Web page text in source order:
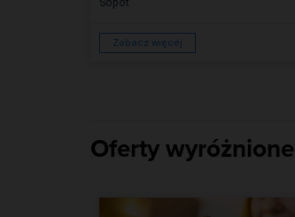
Zobacz więcej
Oferty wyróżnione